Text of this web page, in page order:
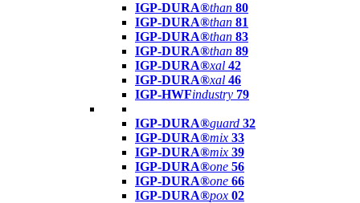
IGP-DURA®than 80
IGP-DURA®than 81
IGP-DURA®than 83
IGP-DURA®than 89
IGP-DURA®xal 42
IGP-DURA®xal 46
IGP-HWFindustry 79
IGP-DURA®guard 32
IGP-DURA®mix 33
IGP-DURA®mix 39
IGP-DURA®one 56
IGP-DURA®one 66
IGP-DURA®pox 02